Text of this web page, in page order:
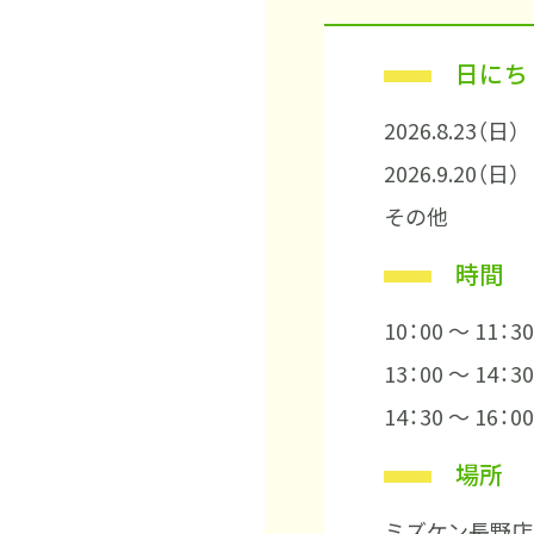
土地をお探しの方
お問合
日にち
2026.8.23（日）
2026.9.20（日）
その他
時間
10：00 ～ 11：30
13：00 ～ 14：30
14：30 ～ 16：00
場所